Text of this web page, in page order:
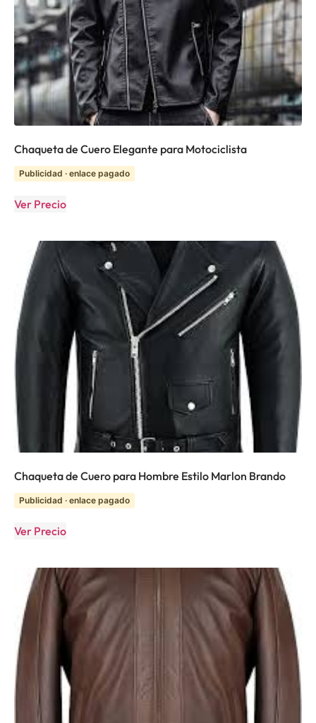
Chaqueta de Cuero Elegante para Motociclista
Publicidad · enlace pagado
Ver Precio
Chaqueta de Cuero para Hombre Estilo Marlon Brando
Publicidad · enlace pagado
Ver Precio